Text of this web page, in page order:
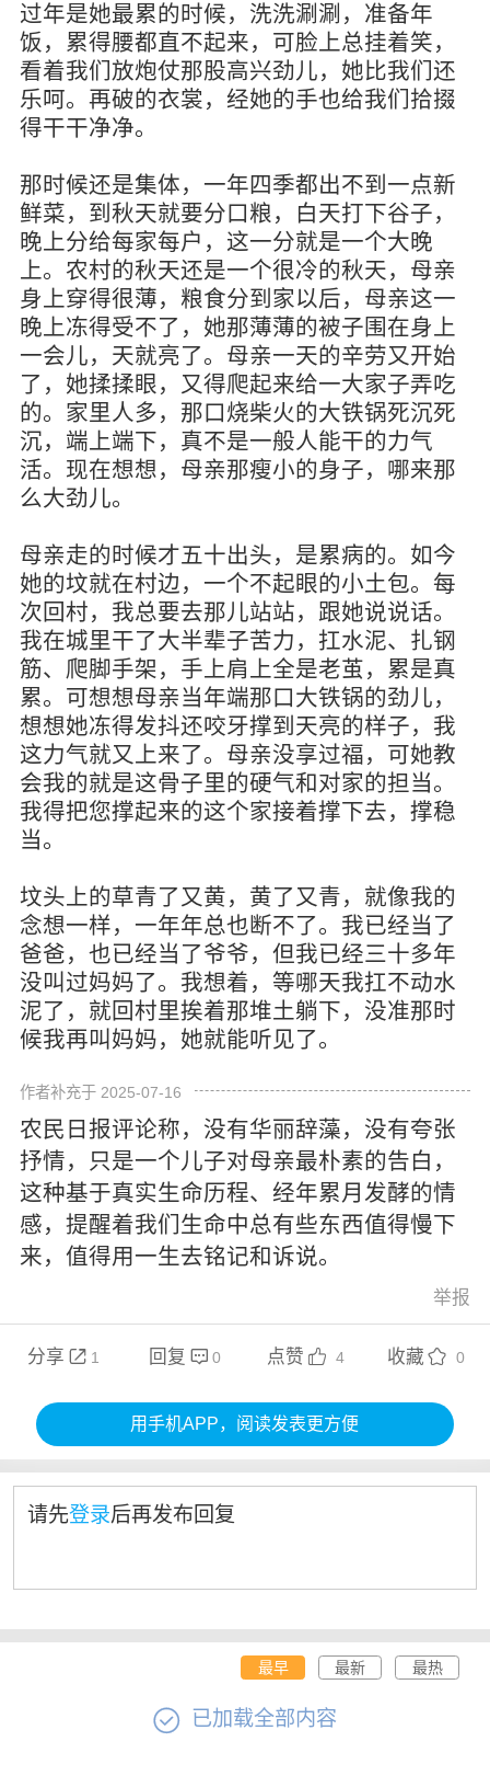
过年是她最累的时候，洗洗涮涮，准备年
饭，累得腰都直不起来，可脸上总挂着笑，
看着我们放炮仗那股高兴劲儿，她比我们还
乐呵。再破的衣裳，经她的手也给我们拾掇
得干干净净。
那时候还是集体，一年四季都出不到一点新
鲜菜，到秋天就要分口粮，白天打下谷子，
晚上分给每家每户，这一分就是一个大晚
上。农村的秋天还是一个很冷的秋天，母亲
身上穿得很薄，粮食分到家以后，母亲这一
晚上冻得受不了，她那薄薄的被子围在身上
一会儿，天就亮了。母亲一天的辛劳又开始
了，她揉揉眼，又得爬起来给一大家子弄吃
的。家里人多，那口烧柴火的大铁锅死沉死
沉，端上端下，真不是一般人能干的力气
活。现在想想，母亲那瘦小的身子，哪来那
么大劲儿。
母亲走的时候才五十出头，是累病的。如今
她的坟就在村边，一个不起眼的小土包。每
次回村，我总要去那儿站站，跟她说说话。
我在城里干了大半辈子苦力，扛水泥、扎钢
筋、爬脚手架，手上肩上全是老茧，累是真
累。可想想母亲当年端那口大铁锅的劲儿，
想想她冻得发抖还咬牙撑到天亮的样子，我
这力气就又上来了。母亲没享过福，可她教
会我的就是这骨子里的硬气和对家的担当。
我得把您撑起来的这个家接着撑下去，撑稳
当。
坟头上的草青了又黄，黄了又青，就像我的
念想一样，一年年总也断不了。我已经当了
爸爸，也已经当了爷爷，但我已经三十多年
没叫过妈妈了。我想着，等哪天我扛不动水
泥了，就回村里挨着那堆土躺下，没准那时
候我再叫妈妈，她就能听见了。
作者补充于 2025-07-16
农民日报评论称，没有华丽辞藻，没有夸张
抒情，只是一个儿子对母亲最朴素的告白，
这种基于真实生命历程、经年累月发酵的情
感，提醒着我们生命中总有些东西值得慢下
来，值得用一生去铭记和诉说。
举报
分享  1 回复  0 点赞  4 收藏  0
用手机APP，阅读发表更方便
请先登录后再发布回复
最早 最新 最热
 已加载全部内容